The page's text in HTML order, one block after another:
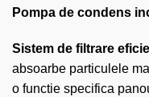
Pompa de condens
Sistem de filtrare
absoarbe particulele
o functie specifica